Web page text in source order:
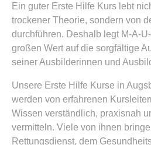
Ein guter Erste Hilfe Kurs lebt
trockener Theorie, sondern von
durchführen. Deshalb legt M-A-
großen Wert auf die sorgfältige
seiner Ausbilderinnen und
Unsere Erste Hilfe Kurse in
werden von erfahrenen
Wissen verständlich, praxisnah
vermitteln. Viele von ihnen
Rettungsdienst, dem